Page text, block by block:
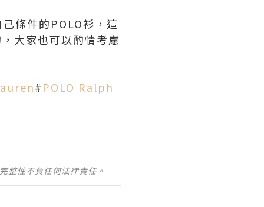
條件的POLO衫，這
大家也可以酌情考慮
#POLO Ralph
整性不負任何法律責任。